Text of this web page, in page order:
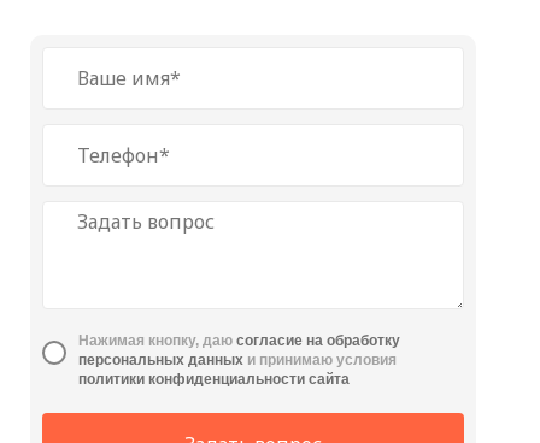
Нажимая кнопку, даю cогласие на обработку
персональных данных и принимаю условия
политики конфиденциальности сайта